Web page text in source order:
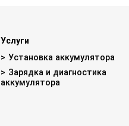
Услуги
Установка аккумулятора
Зарядка и диагностика
аккумулятора